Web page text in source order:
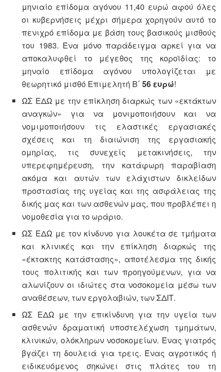
μηνιαίο επίδομα αγόνου 11,40 ευρώ αφού όλες
οι κυβερνήσεις μέχρι σήμερα χορηγούν αυτό το
πενιχρό επίδομα με βάση τους βασικούς μισθούς
του 1983. Ένα μόνο παράδειγμα αρκεί για να
αποκαλυφθεί το μέγεθος της κοροϊδίας: το
μηναίο επίδομα αγόνου υπολογίζεται με
θεωρητικό μισθό Επιμελητή Β΄56 ευρώ!
ΩΣ ΕΔΩ με την επίκληση διαρκώς των «εκτάκτων
αναγκών» για να μονιμοποιήσουν και να
νομιμοποιήσουν τις ελαστικές εργασιακές
σχέσεις και τη διαιώνιση της εργασιακής
ομηρίας, τις συνεχείς μετακινήσεις, την
υπερεφημέρευση, την κατάφωρη παραβίαση
ακόμα και αυτών των ελάχιστων δικλείδων
προστασίας της υγείας και της ασφάλειας της
δικής μας και των ασθενών μας, που προβλέπει η
νομοθεσία για το ωράριο.
ΩΣ ΕΔΩ με τον κίνδυνο για λουκέτα σε τμήματα
και κλινικές και την επίκληση διαρκώς της
«έκτακτης κατάστασης», αποτέλεσμα της δικής
τους πολιτικής και των προηγούμενων, για να
αλωνίζουν οι ιδιώτες στα νοσοκομεία μέσω των
αναθέσεων, των εργολαβιών, των ΣΔΙΤ.
ΩΣ ΕΔΩ με την επικίνδυνη για την υγεία των
ασθενών δραματική υποστελέχωση τμημάτων,
κλινικών, ολόκληρων νοσοκομείων. Ένας γιατρός
βγάζει τη δουλειά για τρεις. Ένας αγροτικός ή
ειδικευόμενος σηκώνει στις πλάτες του τη